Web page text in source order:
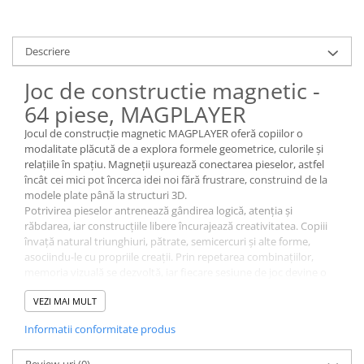
Descriere
Joc de constructie magnetic -
64 piese, MAGPLAYER
Jocul de construcție magnetic MAGPLAYER oferă copiilor o
modalitate plăcută de a explora formele geometrice, culorile și
relațiile în spațiu. Magneții ușurează conectarea pieselor, astfel
încât cei mici pot încerca idei noi fără frustrare, construind de la
modele plate până la structuri 3D.
Potrivirea pieselor antrenează gândirea logică, atenția și
răbdarea, iar construcțiile libere încurajează creativitatea. Copiii
învață natural triunghiuri, pătrate, semicercuri și alte forme,
asociindu-le cu propriile creații. Prin repetarea combinațiilor,
nouă oportunitate de exersare.
Setul include și elemente speciale, precum roți duble, figurină
povești și scenarii. Astfel, joaca nu se oprește la construcție, ci
continuă cu joc de rol și imaginație. Recomandat pentru copii de
VEZI MAI MULT
Informatii conformitate produs